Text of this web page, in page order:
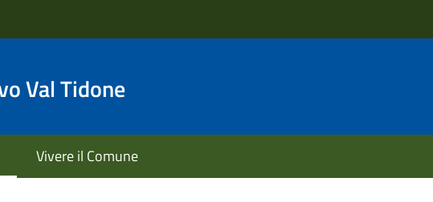
Val Tidone
Vivere il Comune